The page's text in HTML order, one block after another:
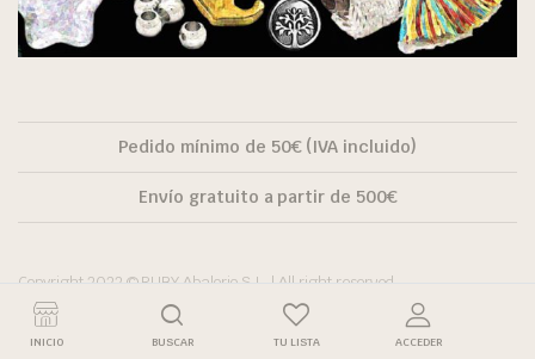
Pedido mínimo de 50€ (IVA incluido)
Envío gratuito a partir de 500€
Copyright 2022 © RUBY Abalorio S.L. | All right reserved.
INICIO BUSCAR TU LISTA ACCEDER